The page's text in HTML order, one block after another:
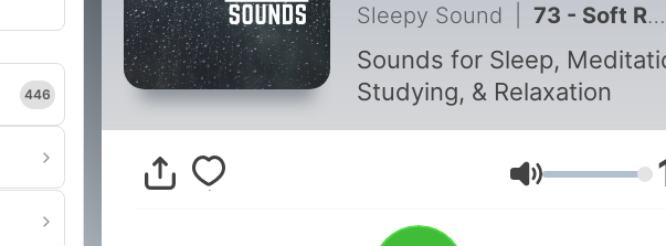
446
Sleepy Sound 73 - Soft Rain on Leaves
Sounds for Sleep,
Studying, & Relaxation
Hangerő